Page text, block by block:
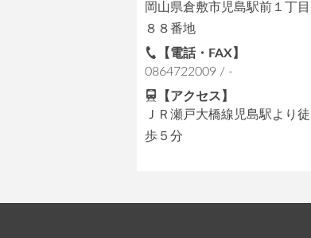
岡山県倉敷市児島駅前１丁目
８８番地
【電話・FAX】
0864722009 / -
【アクセス】
ＪＲ瀬戸大橋線児島駅より徒
歩５分